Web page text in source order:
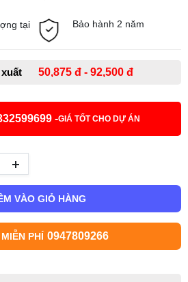
tại
Bảo hành 2 năm
50,875 đ - 92,500 đ
-GIÁ TỐT CHO DỰ ÁN
VÀO GIỎ HÀNG
PHÍ 0947809266